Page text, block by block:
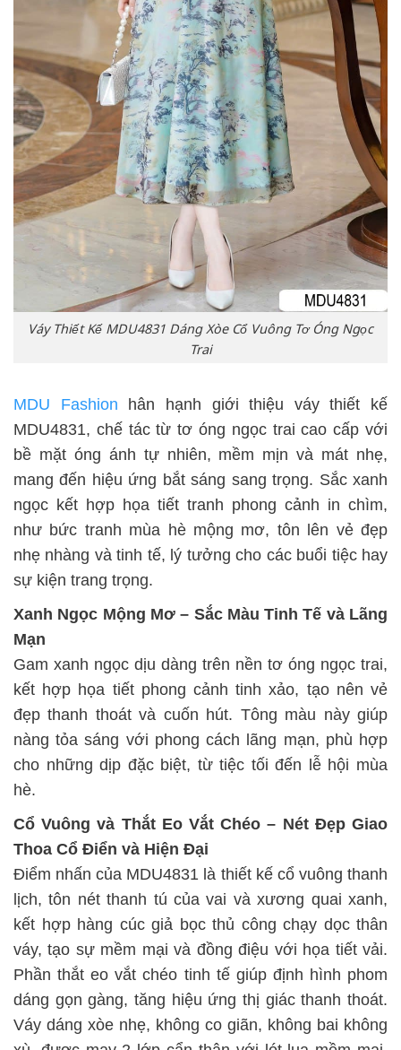
Váy Thiết Kế MDU4831 Dáng Xòe Cổ Vuông Tơ Óng Ngọc
Trai
MDU Fashion hân hạnh giới thiệu váy thiết kế
MDU4831, chế tác từ tơ óng ngọc trai cao cấp với
bề mặt óng ánh tự nhiên, mềm mịn và mát nhẹ,
mang đến hiệu ứng bắt sáng sang trọng. Sắc xanh
ngọc kết hợp họa tiết tranh phong cảnh in chìm,
như bức tranh mùa hè mộng mơ, tôn lên vẻ đẹp
nhẹ nhàng và tinh tế, lý tưởng cho các buổi tiệc hay
sự kiện trang trọng.
Xanh Ngọc Mộng Mơ – Sắc Màu Tinh Tế và Lãng
Mạn
Gam xanh ngọc dịu dàng trên nền tơ óng ngọc trai,
kết hợp họa tiết phong cảnh tinh xảo, tạo nên vẻ
đẹp thanh thoát và cuốn hút. Tông màu này giúp
nàng tỏa sáng với phong cách lãng mạn, phù hợp
cho những dịp đặc biệt, từ tiệc tối đến lễ hội mùa
hè.
Cổ Vuông và Thắt Eo Vắt Chéo – Nét Đẹp Giao
Thoa Cổ Điển và Hiện Đại
Điểm nhấn của MDU4831 là thiết kế cổ vuông thanh
lịch, tôn nét thanh tú của vai và xương quai xanh,
kết hợp hàng cúc giả bọc thủ công chạy dọc thân
váy, tạo sự mềm mại và đồng điệu với họa tiết vải.
Phần thắt eo vắt chéo tinh tế giúp định hình phom
dáng gọn gàng, tăng hiệu ứng thị giác thanh thoát.
Váy dáng xòe nhẹ, không co giãn, không bai không